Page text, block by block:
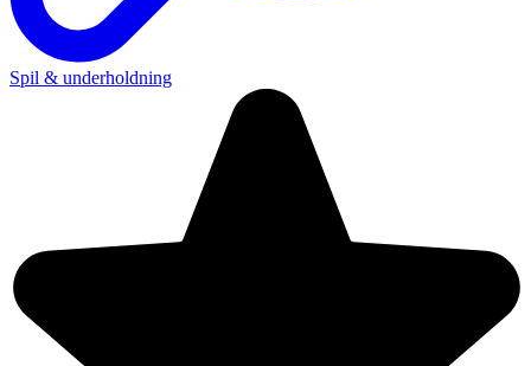
Spil & underholdning